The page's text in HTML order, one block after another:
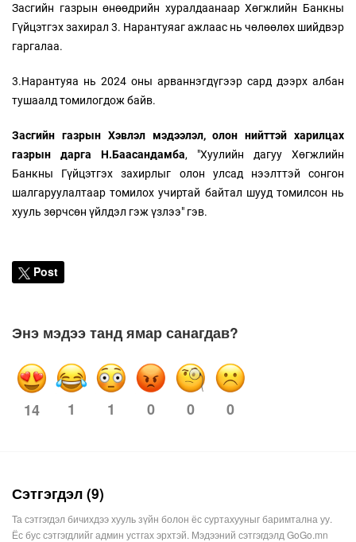
Засгийн газрын өнөөдрийн хуралдаанаар Хөгжлийн Банкны
Гүйцэтгэх захирал 3. Нарантуяаг ажлаас нь чөлөөлөх шийдвэр
гаргалаа.
3.Нарантуяа нь 2024 оны арваннэгдүгээр сард дээрх албан
тушаалд томилогдож байв.
Засгийн газрын Хэвлэл мэдээлэл, олон нийттэй харилцах
газрын дарга Н.Баасандамба, "Хуулийн дагуу Хөгжлийн
Банкны Гүйцэтгэх захирлыг олон улсад нээлттэй сонгон
шалгаруулалтаар томилох учиртай байтал шууд томилсон нь
хууль зөрчсөн үйлдэл гэж үзлээ" гэв.
Post
Энэ мэдээ танд ямар санагдав?
14 1 1 0 0 0
Сэтгэгдэл (9)
Та сэтгэгдэл бичихдээ хууль зүйн болон ёс суртахууныг баримтална уу.
Ёс бус сэтгэгдлийг админ устгах эрхтэй. Мэдээний сэтгэгдэлд GoGo.mn